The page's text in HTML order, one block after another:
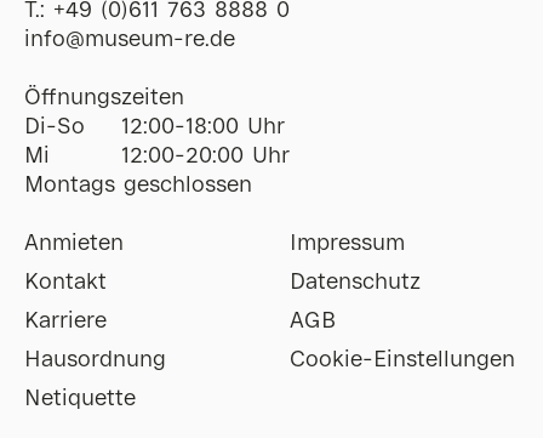
T.: +49 (0)611 763 8888 0
ofni@museum-re de
Öffnungszeiten
Di-So
12:00-18:00 Uhr
Mi
12:00-20:00 Uhr
Montags geschlossen
Anmieten
Kontakt
Karriere
Hausordnung
Netiquette
Impressum
Datenschutz
AGB
Cookie-Einstellungen